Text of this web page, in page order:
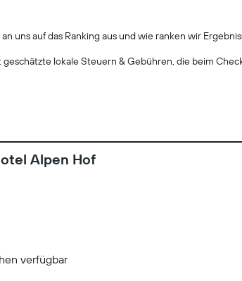
uns auf das Ranking aus und wie ranken wir
lokale Steuern & Gebühren, die beim
Alpen Hof
verfügbar